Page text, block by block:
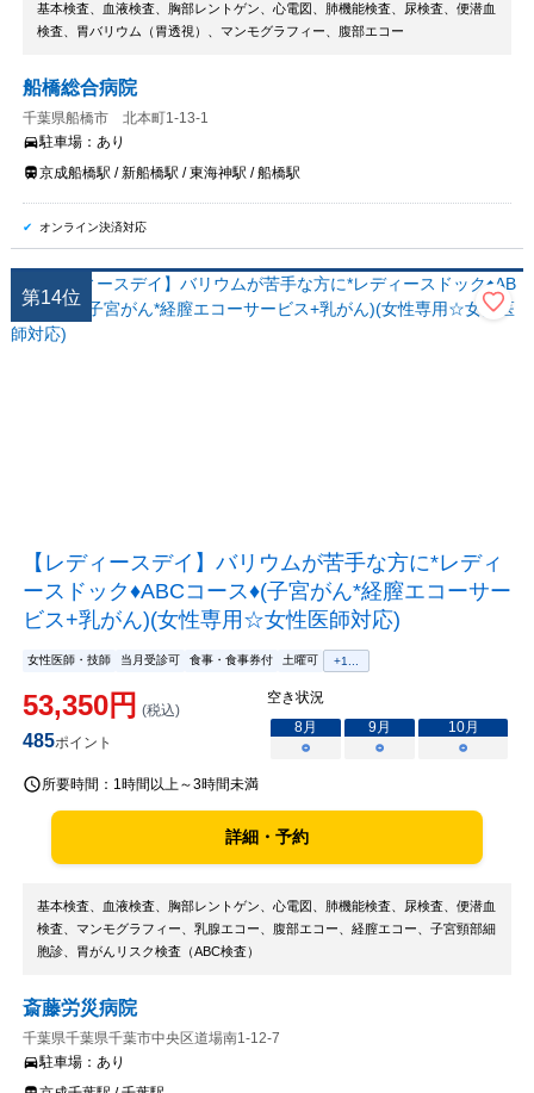
基本検査、血液検査、胸部レントゲン、心電図、肺機能検査、尿検査、便潜血
検査、胃バリウム（胃透視）、マンモグラフィー、腹部エコー
船橋総合病院
千葉県船橋市 北本町1-13-1
駐車場： あり
京成船橋駅 / 新船橋駅 / 東海神駅 / 船橋駅
オンライン決済対応
第14位
【レディースデイ】バリウムが苦手な方に*レディ
ースドック♦ABCコース♦(子宮がん*経膣エコーサー
ビス+乳がん)(女性専用☆女性医師対応)
女性医師・技師 当月受診可 食事・食事券付 土曜可 +1...
53,350円 (税込)
485ポイント
空き状況
8月 9月 10月
○
○ ○
所要時間： 1時間以上～3時間未満
詳細・予約
基本検査、血液検査、胸部レントゲン、心電図、肺機能検査、尿検査、便潜血
検査、マンモグラフィー、乳腺エコー、腹部エコー、経膣エコー、子宮頸部細
胞診、胃がんリスク検査（ABC検査）
斎藤労災病院
千葉県千葉県千葉市中央区道場南1-12-7
駐車場： あり